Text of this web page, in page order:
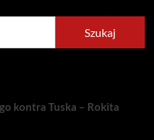
Szukaj
kontra Tuska – Rokita